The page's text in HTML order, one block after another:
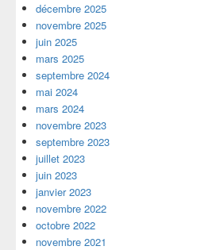
décembre 2025
novembre 2025
juin 2025
mars 2025
septembre 2024
mai 2024
mars 2024
novembre 2023
septembre 2023
juillet 2023
juin 2023
janvier 2023
novembre 2022
octobre 2022
novembre 2021